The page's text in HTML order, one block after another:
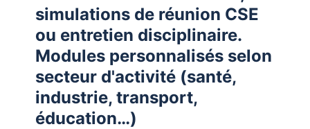
simulations de réunion CSE
ou entretien disciplinaire.
Modules personnalisés selon
secteur d'activité (santé,
industrie, transport,
éducation…)